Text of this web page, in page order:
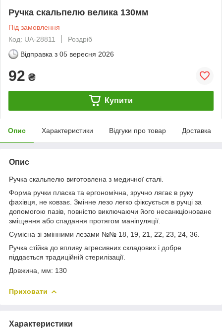
Ручка скальпелю велика 130мм
Під замовлення
Код: UA-28811
Роздріб
Відправка з 05 вересня 2026
92 ₴
Купити
Опис Характеристики Відгуки про товар Доставка
Опис
Ручка скальпелю виготовлена з медичної сталі.
Форма ручки пласка та ергономічна, зручно лягає в руку
фахівця, не ковзає. Змінне лезо легко фіксується в ручці за
допомогою пазів, повністю виключаючи його несанкціоноване
зміщення або спадання протягом маніпуляції.
Сумісна зі змінними лезами №№ 18, 19, 21, 22, 23, 24, 36.
Ручка стійка до впливу агресивних складових і добре
піддається традиційній стерилізації.
Довжина, мм: 130
Приховати
Характеристики